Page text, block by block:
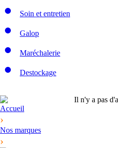
Soin et entretien
Galop
Maréchalerie
Destockage
Il n'y a pas
Accueil
›
Nos marques
›